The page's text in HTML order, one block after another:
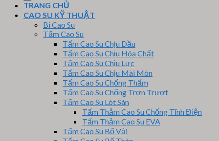
TRANG CHỦ
CAO SU KỸ THUẬT
Bi Cao Su
Tấm Cao Su
Tấm Cao Su Chịu Dầu
Tấm Cao Su Chịu Hóa Chất
Tấm Cao Su Chịu Lực
Tấm Cao Su Chịu Mài Mòn
Tấm Cao Su Chống Thấm
Tấm Cao Su Chống Trơn Trượt
Tấm Cao Su Lót Sàn
Tấm Thảm Cao Su Chống Tĩnh Điện
Tấm Thảm Cao Su EVA
Tấm Cao Su Bố Vải